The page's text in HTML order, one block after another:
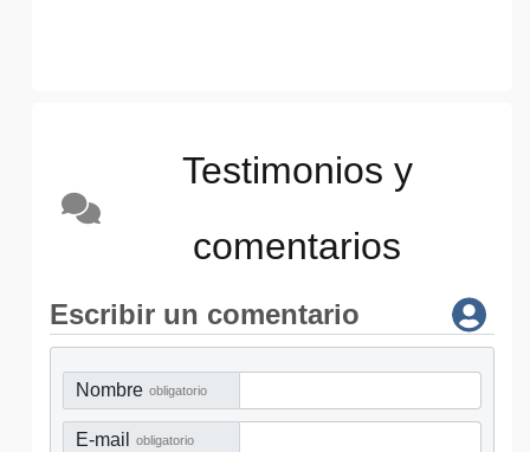
Testimonios y
comentarios
Escribir un comentario
Nombre obligatorio
E-mail obligatorio